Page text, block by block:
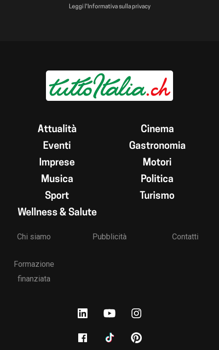
Leggi l'Informativa sulla privacy
Attualità
Cinema
Eventi
Gastronomia
Imprese
Motori
Musica
Politica
Sport
Turismo
Wellness & Salute
Chi siamo Pubblicità Contatti
Formazione
finanziata